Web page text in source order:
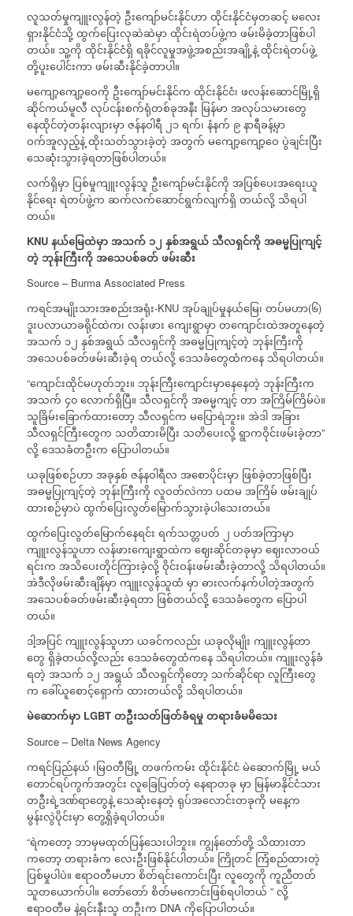
လူသတ်မှုကျူးလွန်တဲ့ ဦးကျော်မင်းနိုင်ဟာ ထိုင်းနိုင်ငံမှတဆင့် မလေး
ရှားနိုင်ငံသို့ ထွက်ပြေးလုဆဲဆဲမှာ ထိုင်းရဲတပ်ဖွဲ့က ဖမ်းမိခဲ့တာဖြစ်ပါ
တယ်။ သူ့ကို ထိုင်းနိုင်ငံရှိ ရခိုင်လူမှုအဖွဲ့အစည်းအချို့နဲ့ ထိုင်းရဲတပ်ဖွဲ့
တို့ပူးပေါင်းကာ ဖမ်းဆီးနိုင်ခဲ့တာပါ။
မကျော့ကျော့ဝေကို ဦးကျော်မင်းနိုင်က ‎ထိုင်းနိုင်ငံ၊ ဖလန်းဆောင်မြို့ရှိ
ဆိုင်ကယ်မူလီ လုပ်ငန်းစက်ရုံတစ်ခုအနီး မြန်မာ အလုပ်သမားတွေ
နေထိုင်တဲ့တန်းလျားမှာ ဇန်နဝါရီ ၂၁ ရက်၊ နံနက် ၉ နာရီခန့်မှာ
ဝက်အူလှည့်နဲ့ ထိုးသတ်သွားခဲ့တဲ့ အတွက် မကျော့ကျော့ဝေ ပွဲချင်းပြီး
သေဆုံးသွားခဲ့ရတာဖြစ်ပါတယ်။
‎လက်ရှိမှာ ပြစ်မှုကျူးလွန်သူ ဦးကျော်မင်းနိုင်ကို အပြစ်ပေးအရေးယူ
နိုင်ရေး ရဲတပ်ဖွဲ့က ဆက်လက်ဆောင်ရွက်လျက်ရှိ တယ်လို့ သိရပါ
တယ်။
KNU နယ်မြေထဲမှာ အသက် ၁၂ နှစ်အရွယ် သီလရှင်ကို အဓမ္မပြုကျင့်
တဲ့ ဘုန်းကြီးကို အသေပစ်ခတ် ဖမ်းဆီး
Source – Burma Associated Press
ကရင်အမျိုးသားအစည်းအရုံး-KNU အုပ်ချုပ်မှုနယ်မြေ၊ တပ်မဟာ(၆)
ဒူးပလာယာခရိုင်ထဲက၊ လန်းဖား ကျေးရွာမှာ တကျောင်းထဲအတူနေတဲ့
အသက် ၁၂ နှစ်အရွယ် သီလရှင်ကို အဓမ္မပြုကျင့်တဲ့ ဘုန်းကြီးကို
အသေပစ်ခတ်ဖမ်းဆီးခဲ့ရ တယ်လို့ ဒေသခံတွေထံကနေ သိရပါတယ်။
“ကျောင်းထိုင်မဟုတ်ဘူး။ ဘုန်းကြီးကျောင်းမှာနေနေတဲ့ ဘုန်းကြီးက
အသက် ၄၀ လောက်ရှိပြီ။ သီလရှင်ကို အဓမ္မကျင့် တာ အကြိမ်ကြိမ်ပဲ။
သူခြိမ်းခြောက်ထားတော့ သီလရှင်က မပြောရဲဘူး။ အဲဒါ အခြား
သီလရှင်ကြီးတွေက သတိထားမိပြီး သတိပေးလို့ ရွာကဝိုင်းဖမ်းခဲ့တာ”
လို့ ဒေသခံတဦးက ပြောပါတယ်။
ယခုဖြစ်စဉ်ဟာ အခုနှစ် ဇန်နဝါရီလ အစောပိုင်းမှာ ဖြစ်ခဲ့တာဖြစ်ပြီး
အဓမ္မပြုကျင့်တဲ့ ဘုန်းကြီးကို လူဝတ်လဲကာ ပထမ အကြိမ် ဖမ်းချုပ်
ထားစဉ်မှာပဲ ထွက်ပြေးလွတ်မြောက်သွားခဲ့ပါသေးတယ်။
ထွက်ပြေးလွတ်မြောက်နေရင်း ရက်သတ္တပတ် ၂ ပတ်အကြာမှာ
ကျူးလွန်သူဟာ လန်ဖားကျေးရွာထဲက ဈေးဆိုင်တခုမှာ ဈေးလာဝယ်
ရင်းက အသိပေးတိုင်ကြားခဲ့လို့ ဝိုင်းဝန်းဖမ်းဆီးခဲ့တာလို့ သိရပါတယ်။
အဲဒီလိုဖမ်းဆီးချိန်မှာ ကျူးလွန်သူထံ မှာ ဓားလက်နက်ပါတဲ့အတွက်
အသေပစ်ခတ်ဖမ်းဆီးခဲ့ရတာ ဖြစ်တယ်လို့ ဒေသခံတွေက ပြောပါ
တယ်။
ဒါ့အပြင် ကျူးလွန်သူဟာ ယခင်ကလည်း ယခုလိုမျိုး ကျူးလွန်တာ
တွေ ရှိခဲ့တယ်လို့လည်း ဒေသခံတွေထံကနေ သိရပါတယ်။ ကျူးလွန်ခံ
ရတဲ့ အသက် ၁၂ အရွယ် သီလရှင်ကိုတော့ သက်ဆိုင်ရာ လူကြီးတွေ
က ခေါ်ယူစောင့်ရှောက် ထားတယ်လို့ သိရပါတယ်။
မဲဆောက်မှာ LGBT တဦးသတ်ဖြတ်ခံရမှု တရားခံမမိသေး
Source – Delta News Agency
ကရင်ပြည်နယ် ၊မြဝတီမြို့ တဖက်ကမ်း ထိုင်းနိုင်ငံ မဲဆောက်မြို့ မယ်
တောင်ရပ်ကွက်အတွင်း လူခြေပြတ်တဲ့ နေရာတခု မှာ မြန်မာနိုင်ငံသား
တဦးရဲ့ဒဏ်ရာတွေနဲ့ သေဆုံးနေတဲ့ ရုပ်အလောင်းတခုကို မနေ့က
မွန်းလွဲပိုင်းမှာ တွေ့ရှိခဲ့ရပါတယ်။
“ရဲကတော့ ဘာမှမထုတ်ပြန်သေးပါဘူး။ ကျွန်တော်တို့ သိထားတာ
ကတော့ တရားခံက လေးဦးဖြစ်နိုင်ပါတယ်။ ကြိုတင် ကြံစည်ထားတဲ့
ပြစ်မှုပါပဲ။ ဧရာဝတီမဟာ စိတ်ရင်းကောင်းပြီး လူတွေကို ကူညီတတ်
သူတယောက်ပါ။ တော်တော် စိတ်မကောင်းဖြစ်ရပါတယ် ” လို့
ဧရာဝတီမ နဲ့ရင်းနှီးသူ တဦးက DNA ကိုပြောပါတယ်။